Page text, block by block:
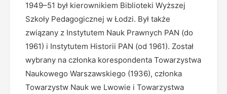
1949–51 był kierownikiem Biblioteki Wyższej
Szkoły Pedagogicznej w Łodzi. Był także
związany z Instytutem Nauk Prawnych PAN (do
1961) i Instytutem Historii PAN (od 1961). Został
wybrany na członka korespondenta Towarzystwa
Naukowego Warszawskiego (1936), członka
Towarzystw Nauk we Lwowie i Towarzystwa